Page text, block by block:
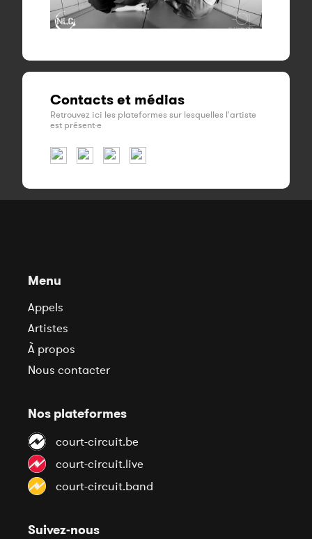
Contacts et médias
Retrouvez ici les plateformes sur lesquelles l'artiste
est présent·e
Menu
Appels
Artistes
À propos
Nous contacter
Nos plateformes
court-circuit.be
court-circuit.live
court-circuit.band
Suivez-nous